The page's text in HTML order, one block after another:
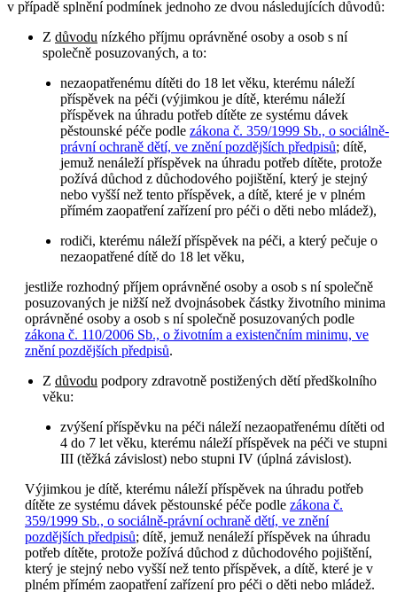
v případě splnění podmínek jednoho ze dvou následujících důvodů:
Z důvodu nízkého příjmu oprávněné osoby a osob s ní
společně posuzovaných, a to:
nezaopatřenému dítěti do 18 let věku, kterému náleží
příspěvek na péči (výjimkou je dítě, kterému náleží
příspěvek na úhradu potřeb dítěte ze systému dávek
pěstounské péče podlezákona č. 359/1999 Sb., o sociálně-
právní ochraně dětí, ve znění pozdějších předpisů; dítě,
jemuž nenáleží příspěvek na úhradu potřeb dítěte, protože
požívá důchod z důchodového pojištění, který je stejný
nebo vyšší než tento příspěvek, a dítě, které je v plném
přímém zaopatření zařízení pro péči o děti nebo mládež),
rodiči, kterému náleží příspěvek na péči, a který pečuje o
nezaopatřené dítě do 18 let věku,
jestliže rozhodný příjem oprávněné osoby a osob s ní společně
posuzovaných je nižší než dvojnásobek částky životního minima
oprávněné osoby a osob s ní společně posuzovaných podle
zákona č. 110/2006 Sb., o životním a existenčním minimu, ve
znění pozdějších předpisů.
Z důvodu podpory zdravotně postižených dětí předškolního
věku:
zvýšení příspěvku na péči náleží nezaopatřenému dítěti od
4 do 7 let věku, kterému náleží příspěvek na péči ve stupni
III (těžká závislost) nebo stupni IV (úplná závislost).
Výjimkou je dítě, kterému náleží příspěvek na úhradu potřeb
dítěte ze systému dávek pěstounské péče podlezákona č.
359/1999 Sb., o sociálně-právní ochraně dětí, ve znění
pozdějších předpisů; dítě, jemuž nenáleží příspěvek na úhradu
potřeb dítěte, protože požívá důchod z důchodového pojištění,
který je stejný nebo vyšší než tento příspěvek, a dítě, které je v
plném přímém zaopatření zařízení pro péči o děti nebo mládež.